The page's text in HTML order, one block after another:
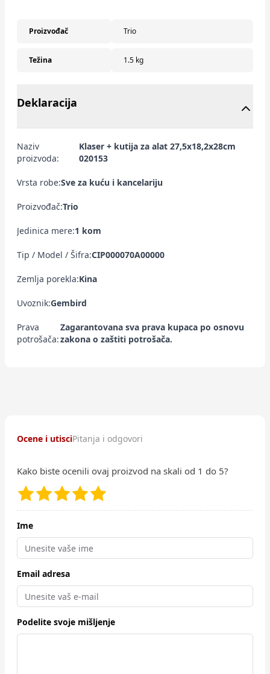
Proizvođač Trio
Težina 1.5 kg
Deklaracija
Naziv
proizvoda:
Klaser + kutija za alat 27,5x18,2x28cm
020153
Vrsta robe:Sve za kuću i kancelariju
Proizvođač:Trio
Jedinica mere:1 kom
Tip / Model / Šifra:CIP000070A00000
Zemlja porekla:Kina
Uvoznik:Gembird
Prava
potrošača:
Zagarantovana sva prava kupaca po osnovu
zakona o zaštiti potrošača.
Ocene i utisciPitanja i odgovori
Kako biste ocenili ovaj proizvod na skali od 1 do 5?
Ime
Email adresa
Podelite svoje mišljenje